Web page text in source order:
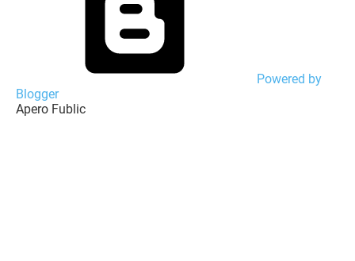
Powered by
Blogger
Apero Fublic